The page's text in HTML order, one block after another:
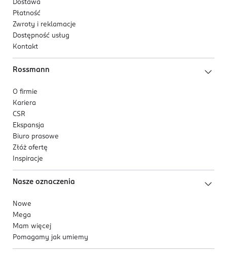
*Referencyjna Wartość Spożycia
**Galaktooligosacharydy i Fruktooligosacharydy
28 porcji produktu zgodnie z tabelą żywienia.
00-728
Warszawa
jakub.morek@danone.com
511860245
PL-Polska
8 718117 614905
Dostawa
Płatność
Zwroty i reklamacje
Dostępność usług
Kontakt
Rossmann
O firmie
Kariera
CSR
Ekspansja
Biuro prasowe
Złóż ofertę
Inspiracje
Nasze oznaczenia
Nowe
Mega
Mam więcej
Pomagamy jak umiemy